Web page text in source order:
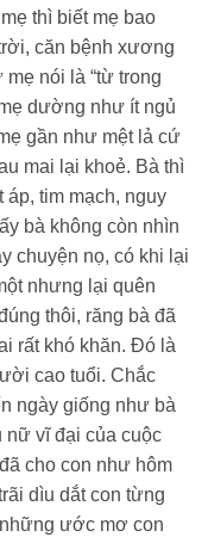
thì biết mẹ bao
căn bệnh xương
nói là “từ trong
dường như ít ngủ
gần như mệt lả cứ
mai lại khoẻ. Bà thì
áp, tim mạch, nguy
bà không còn nhìn
chuyện nọ, có khi lại
nhưng lại quên
thôi, răng bà đã
rất khó khăn. Đó là
cao tuổi. Chắc
ngày giống như bà
nữ vĩ đại của cuộc
cho con như hôm
dìu dắt con từng
ước mơ con